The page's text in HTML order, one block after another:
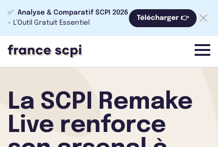
✅ Analyse & Comparatif SCPI 2026
- L’Outil Gratuit Essentiel
Télécharger 👉
menu
La SCPI Remake
Live renforce